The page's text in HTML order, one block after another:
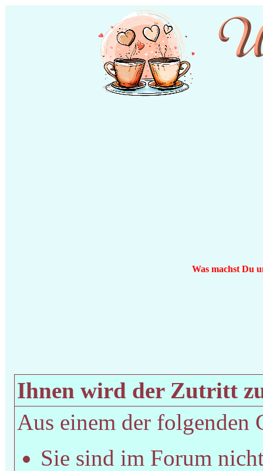
Was machst Du
Ihnen wird der Zutritt
Aus einem der folgenden
Sie sind im Forum